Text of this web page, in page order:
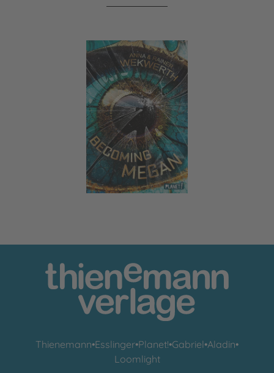
Becoming Megan
Thienemann•Esslinger•Planet!•Gabriel•Aladin•
Loomlight